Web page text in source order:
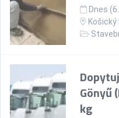
Dnes
Košický
Gönyű
kg